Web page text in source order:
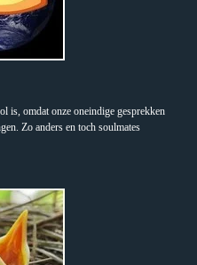
is, omdat onze oneindige gesprekken
Zo anders en toch soulmates